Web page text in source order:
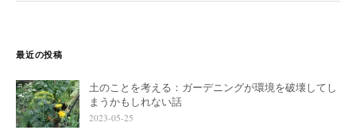
最近の投稿
土のことを考える：ガーデニングが環境を破壊してし
まうかもしれない話
2023-05-25